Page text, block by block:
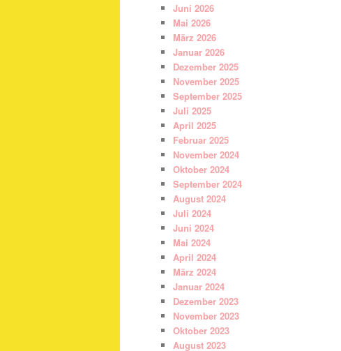
Juni 2026
Mai 2026
März 2026
Januar 2026
Dezember 2025
November 2025
September 2025
Juli 2025
April 2025
Februar 2025
November 2024
Oktober 2024
September 2024
August 2024
Juli 2024
Juni 2024
Mai 2024
April 2024
März 2024
Januar 2024
Dezember 2023
November 2023
Oktober 2023
August 2023